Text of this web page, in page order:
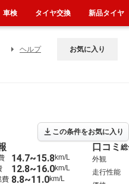
ヘルプ お気に入り
この条件をお気に入り
14.7~15.8km/L
12.8~16.0km/L
費 8.8~11.0km/L
口コミ
外観
走行性能
車検 タイヤ交換 新品タイヤ